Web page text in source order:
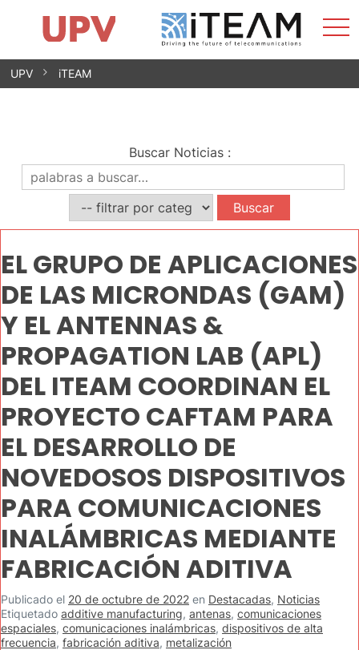
Saltar
Impacto
Grupos de investigación
Instalaciones
Spin-offs
Contacto
Prácticas
Noticias
Unidad de Igualdad
UPV iTEAM
Buscar Noticias:
EL GRUPO DE APLICACIONES
DE LAS MICRONDAS (GAM)
Y EL ANTENNAS &
PROPAGATION LAB (APL)
DEL ITEAM COORDINAN EL
PROYECTO CAFTAM PARA
EL DESARROLLO DE
NOVEDOSOS DISPOSITIVOS
PARA COMUNICACIONES
INALÁMBRICAS MEDIANTE
FABRICACIÓN ADITIVA
Publicado el 20 de octubre de 2022 en Destacadas, Noticias
Etiquetado additive manufacturing, antenas, comunicaciones
espaciales, comunicaciones inalámbricas, dispositivos de alta
frecuencia, fabricación aditiva, metalización